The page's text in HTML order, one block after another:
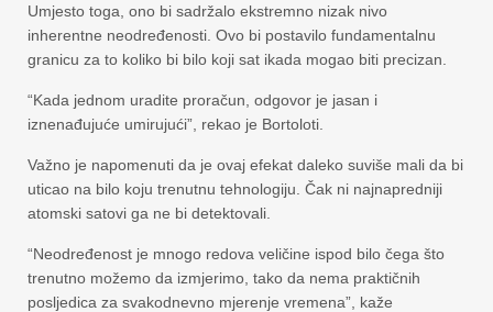
Umjesto toga, ono bi sadržalo ekstremno nizak nivo
inherentne neodređenosti. Ovo bi postavilo fundamentalnu
granicu za to koliko bi bilo koji sat ikada mogao biti precizan.
“Kada jednom uradite proračun, odgovor je jasan i
iznenađujuće umirujući”, rekao je Bortoloti.
Važno je napomenuti da je ovaj efekat daleko suviše mali da bi
uticao na bilo koju trenutnu tehnologiju. Čak ni najnapredniji
atomski satovi ga ne bi detektovali.
“Neodređenost je mnogo redova veličine ispod bilo čega što
trenutno možemo da izmjerimo, tako da nema praktičnih
posljedica za svakodnevno mjerenje vremena”, kaže